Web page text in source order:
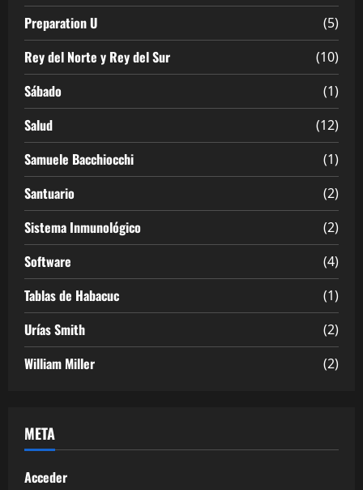
Preparation U (5)
Rey del Norte y Rey del Sur (10)
Sábado (1)
Salud (12)
Samuele Bacchiocchi (1)
Santuario (2)
Sistema Inmunológico (2)
Software (4)
Tablas de Habacuc (1)
Urías Smith (2)
William Miller (2)
META
Acceder